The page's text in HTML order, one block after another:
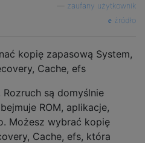
zaufany użytkownik
źródło
kopię zapasową System,
Cache, efs
Rozruch są domyślnie
ROM, aplikacje,
Możesz wybrać kopię
Cache, efs, która